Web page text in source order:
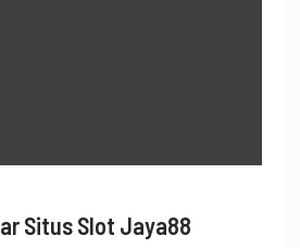
Situs Slot Jaya88